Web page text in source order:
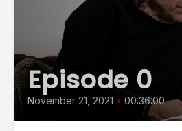
Episode 0
November 21, 2021 • 00:36:00